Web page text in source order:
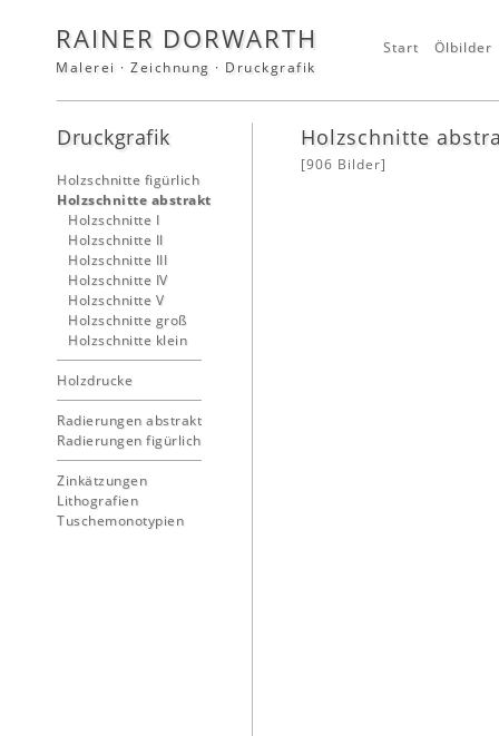
RAINER DORWARTH
Malerei · Zeichnung · Druckgrafik
Start Ölbilder
Druckgrafik
Holzschnitte figürlich
Holzschnitte abstrakt
Holzschnitte I
Holzschnitte II
Holzschnitte III
Holzschnitte IV
Holzschnitte V
Holzschnitte groß
Holzschnitte klein
Holzdrucke
Radierungen abstrakt
Radierungen figürlich
Zinkätzungen
Lithografien
Tuschemonotypien
Holzschnitte
[906 Bilder]